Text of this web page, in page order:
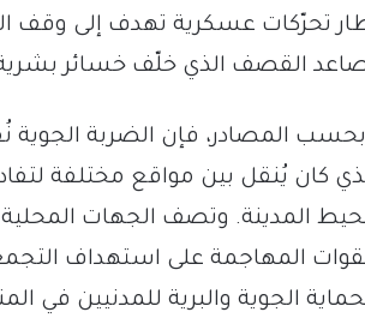
تحرّكات عسكرية تهدف إلى وقف
القصف الذي خلّف خسائر بشرية
المصادر، فإن الضربة الجوية
كان يُنقل بين مواقع مختلفة
المدينة. وتصف الجهات
المهاجمة على استهداف
الجوية والبرية للمدنيين في